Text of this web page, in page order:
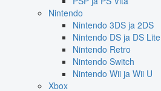
Nintendo
Nintendo 3DS ja 2DS
Nintendo DS ja DS Lite
Nintendo Retro
Nintendo Switch
Nintendo Wii ja Wii U
Xbox